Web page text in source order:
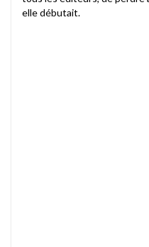
elle débutait.